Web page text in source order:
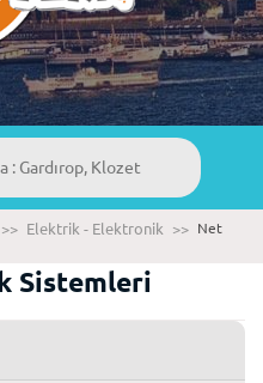
>> Elektrik - Elektronik >>
Net
Sistemleri